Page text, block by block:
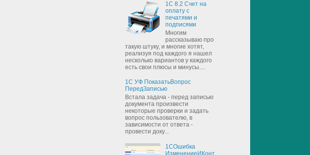
1С 8.2 Счет на
оплату с
печатями и
подписями
Многим
рассказываю про
такую штуку, и многие хотят,
реализуя под каждого я нашел
несколько вариантов у каждого
есть свои плюсы и минусы....
1С УФ ПоказатьВопрос
ПередЗаписью
Встала задача - перед записью
документа произвести
некоторые проверки и задать
вопрос пользователю, в
зависимости от ответа -
провести доку...
1СОшибка
ИзменениеИКонт